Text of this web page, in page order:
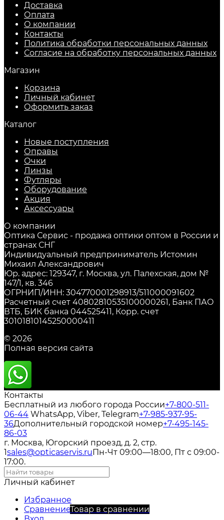
Доставка
Оплата
О компании
Контакты
Политика обработки персональных данных
Согласие на обработку персональных данных
Магазин
Корзина
Личный кабинет
Оформить заказ
Каталог
Новые поступления
Оправы
Очки
Линзы
Футляры
Оборудование
Акция
Аксессуары
О компании
Оптика Сервис - продажа оптики оптом в России и
странах СНГ
Индивидуальный предприниматель Истомин
Михаил Александрович
Юр. адрес: 129347, г. Москва, ул. Палехская, дом №
147/1, кв. 346
ОГРНИП/ИНН: 304770001298913/511000091602
Расчетный счет 40802810535100000261, Банк ПАО
ВТБ, БИК банка 044525411, Корр. счет
30101810145250000411
© 2026
Полная версия сайта
Контакты
Бесплатный из любого города России+7-800-511-
06-44 WhatsApp, Viber, Telegram+7-985-937-95-
36Дополнительный городской номер+7-495-145-
86-03
г. Москва, Югорский проезд, д. 2, стр.
1sales@opticaservis.ruПн-Чт 09:00—18:00, Пт с 09:00-
17:00.
Личный кабинет
Избранное
СравнениеТовар в сравнении